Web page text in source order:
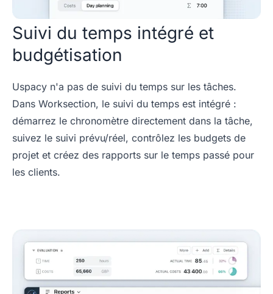
Suivi du temps intégré et
budgétisation
Uspacy n'a pas de suivi du temps sur les tâches.
Dans Worksection, le suivi du temps est intégré :
démarrez le chronomètre directement dans la tâche,
suivez le suivi prévu/réel, contrôlez les budgets de
projet et créez des rapports sur le temps passé pour
les clients.